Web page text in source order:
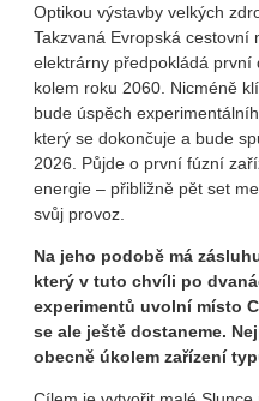
Optikou výstavby velkých
Takzvaná Evropská cestovní
elektrárny předpokládá
kolem roku 2060. Nicméně
bude úspěch
který se dokončuje a bude
2026. Půjde o první fúzní
energie – přibližně pět set
svůj provoz.
Na jeho podobě má
který v tuto chvíli po
experimentů uvolní místo
se ale ještě dostaneme.
obecně úkolem zařízení